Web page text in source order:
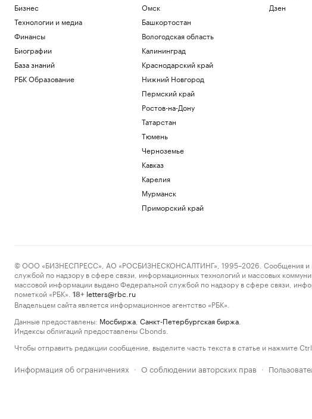
Политика
Как Ходынка стала новым центром
притяжения
РБК и Stone
Reuters узнал о просьбе США
освободить осужденного в России
морпеха
Политика
Бизнес
Технологии и медиа
Финансы
Биографии
База знаний
РБК Образование
Омск
Башкортостан
Вологодская область
Калининград
Краснодарский край
Нижний Новгород
Пермский край
Ростов-на-Дону
Татарстан
Тюмень
Черноземье
Кавказ
Карелия
Мурманск
Приморский край
Дзен
© ООО «БИЗНЕСПРЕСС», АО «РОСБИЗНЕСКОНСАЛТИНГ», 1995–2026. Сообщения и
службой по надзору в сфере связи, информационных технологий и массовых
массовой информации выдано Федеральной службой по надзору в сфере связи,
пометкой «РБК».
18+ letters@rbc.ru
Владельцем сайта является информационное агентство «РБК».
Данные предоставлены: Мосбиржа Санкт-Петербургская биржа
Индексы облигаций предоставлены Cbonds.
Чтобы отправить редакции сообщение, выделите часть текста в статье и нажмите
Информация об ограничениях · О соблюдении авторских прав ·